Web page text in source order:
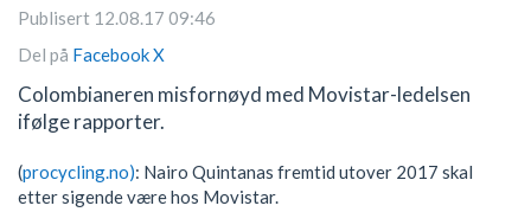
Publisert 12.08.17 09:46
Del på FacebookX
Colombianeren misfornøyd med Movistar-ledelsen
ifølge rapporter.
(procycling.no): Nairo Quintanas fremtid utover 2017 skal
etter sigende være hos Movistar.